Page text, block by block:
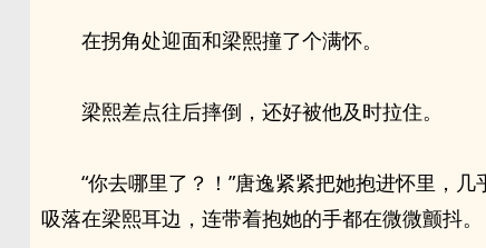
在拐角处迎面和梁熙撞了个满怀。
梁熙差点往后摔倒，还好被他及时拉住。
“你去哪里了？！”唐逸紧紧把她抱进怀里，
吸落在梁熙耳边，连带着抱她的手都在微微颤抖。